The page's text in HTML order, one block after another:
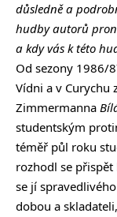
důsledně a
hudby autorů
a kdy vás k této
Od sezony 1986/
Vídni a v Curychu
Zimmermanna
studentským
téměř půl roku
rozhodl se
se jí
dobou a